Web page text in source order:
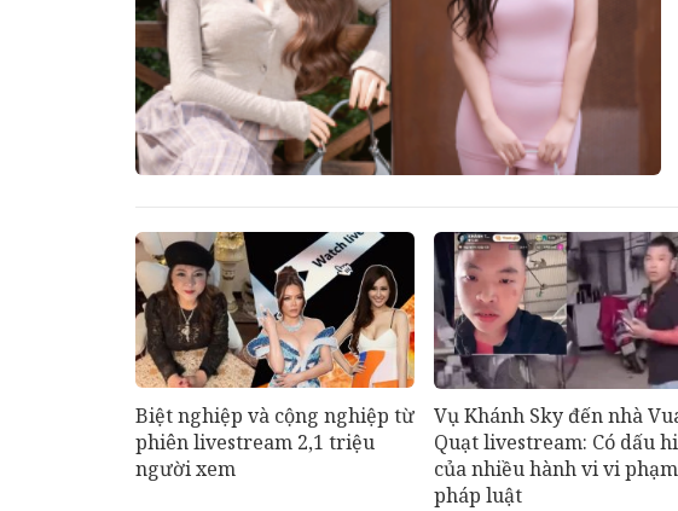
Biệt nghiệp và cộng nghiệp từ
phiên livestream 2,1 triệu
người xem
Vụ Khánh Sky đến nhà
Quạt livestream: Có dấu
của nhiều hành vi vi phạm
pháp luật